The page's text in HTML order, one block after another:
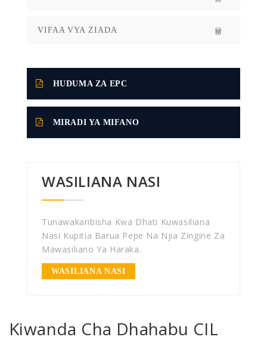
VIFAA VYA ZIADA
HUDUMA ZA EPC
MIRADI YA MIFANO
WASILIANA NASI
Tunawakaribisha Kwa Dhati Kuwasiliana
Nasi Kupitia Barua Pepe Na Njia Zingine Za
Mawasiliano Ya Haraka.
WASILIANA NASI
Kiwanda Cha Dhahabu CIL